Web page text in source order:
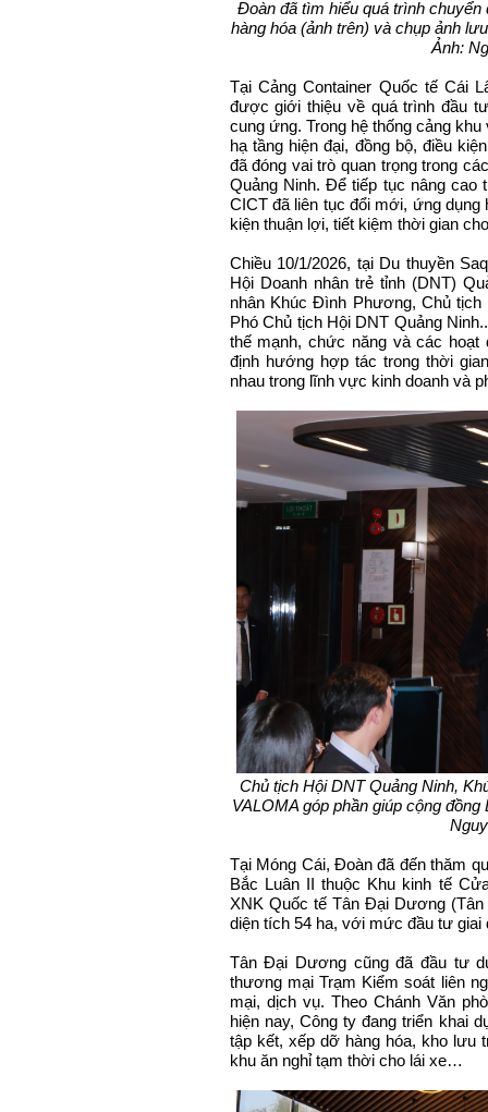
Đoàn đã tìm hiểu quá trình
hàng hóa (ảnh trên) và chụp ảnh
Ảnh:
Tại Cảng Container Quốc tế Cái
được giới thiệu về quá trình đầu
cung ứng. Trong hệ thống cảng
hạ tầng hiện đại, đồng bộ, điều
đã đóng vai trò quan trọng trong
Quảng Ninh. Để tiếp tục nâng cao
CICT đã liên tục đổi mới, ứng dụng
kiện thuận lợi, tiết kiệm thời gian
Chiều 10/1/2026, tại Du thuyền
Hội Doanh nhân trẻ tỉnh (DNT)
nhân Khúc Đình Phương, Chủ
Phó Chủ tịch Hội DNT Quảng
thế mạnh, chức năng và các hoạt
định hướng hợp tác trong thời
nhau trong lĩnh vực kinh doanh và
Chủ tịch Hội DNT Quảng Ninh,
VALOMA góp phần giúp cộng
Tại Móng Cái, Đoàn đã đến thăm
Bắc Luân II thuộc Khu kinh tế
XNK Quốc tế Tân Đại Dương
diện tích 54 ha, với mức đầu tư giai
Tân Đại Dương cũng đã đầu tư
thương mại Trạm Kiểm soát liên
mại, dịch vụ. Theo Chánh Văn
hiện nay, Công ty đang triển khai
tập kết, xếp dỡ hàng hóa, kho lưu
khu ăn nghỉ tạm thời cho lái xe…